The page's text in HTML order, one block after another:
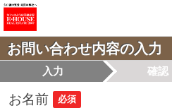
お問い合わせ内容の入力
入力 確認
お名前 必須